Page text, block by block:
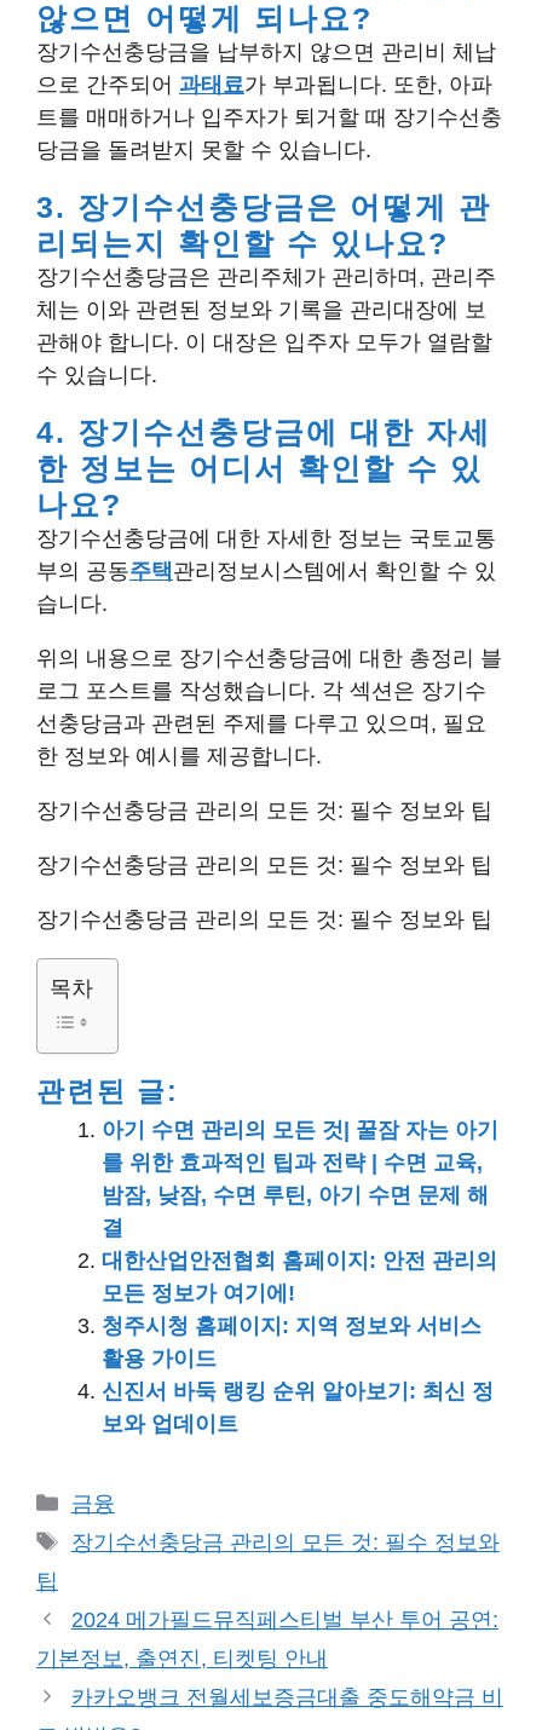
않으면 어떻게 되나요?
장기수선충당금을 납부하지 않으면 관리비 체납
으로 간주되어 과태료가 부과됩니다. 또한, 아파
트를 매매하거나 입주자가 퇴거할 때 장기수선충
당금을 돌려받지 못할 수 있습니다.
3. 장기수선충당금은 어떻게 관
리되는지 확인할 수 있나요?
장기수선충당금은 관리주체가 관리하며, 관리주
체는 이와 관련된 정보와 기록을 관리대장에 보
관해야 합니다. 이 대장은 입주자 모두가 열람할
수 있습니다.
4. 장기수선충당금에 대한 자세
한 정보는 어디서 확인할 수 있
나요?
장기수선충당금에 대한 자세한 정보는 국토교통
부의 공동주택관리정보시스템에서 확인할 수 있
습니다.
위의 내용으로 장기수선충당금에 대한 총정리 블
로그 포스트를 작성했습니다. 각 섹션은 장기수
선충당금과 관련된 주제를 다루고 있으며, 필요
한 정보와 예시를 제공합니다.
장기수선충당금 관리의 모든 것: 필수 정보와 팁
장기수선충당금 관리의 모든 것: 필수 정보와 팁
장기수선충당금 관리의 모든 것: 필수 정보와 팁
목차
관련된 글:
아기 수면 관리의 모든 것| 꿀잠 자는 아기
를 위한 효과적인 팁과 전략 | 수면 교육,
밤잠, 낮잠, 수면 루틴, 아기 수면 문제 해
결
대한산업안전협회 홈페이지: 안전 관리의
모든 정보가 여기에!
청주시청 홈페이지: 지역 정보와 서비스
활용 가이드
신진서 바둑 랭킹 순위 알아보기: 최신 정
보와 업데이트
카
테
금융
태
장기수선충당금 관리의 모든 것: 필수 정보와
팁
2024 메가필드뮤직페스티벌 부산 투어 공연:
기본정보, 출연진, 티켓팅 안내
카카오뱅크 전월세보증금대출 중도해약금 비